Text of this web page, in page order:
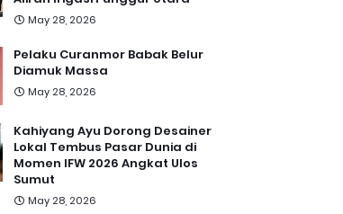
May 28, 2026
Pelaku Curanmor Babak Belur
Diamuk Massa
May 28, 2026
Kahiyang Ayu Dorong Desainer
Lokal Tembus Pasar Dunia di
Momen IFW 2026 Angkat Ulos
Sumut
May 28, 2026